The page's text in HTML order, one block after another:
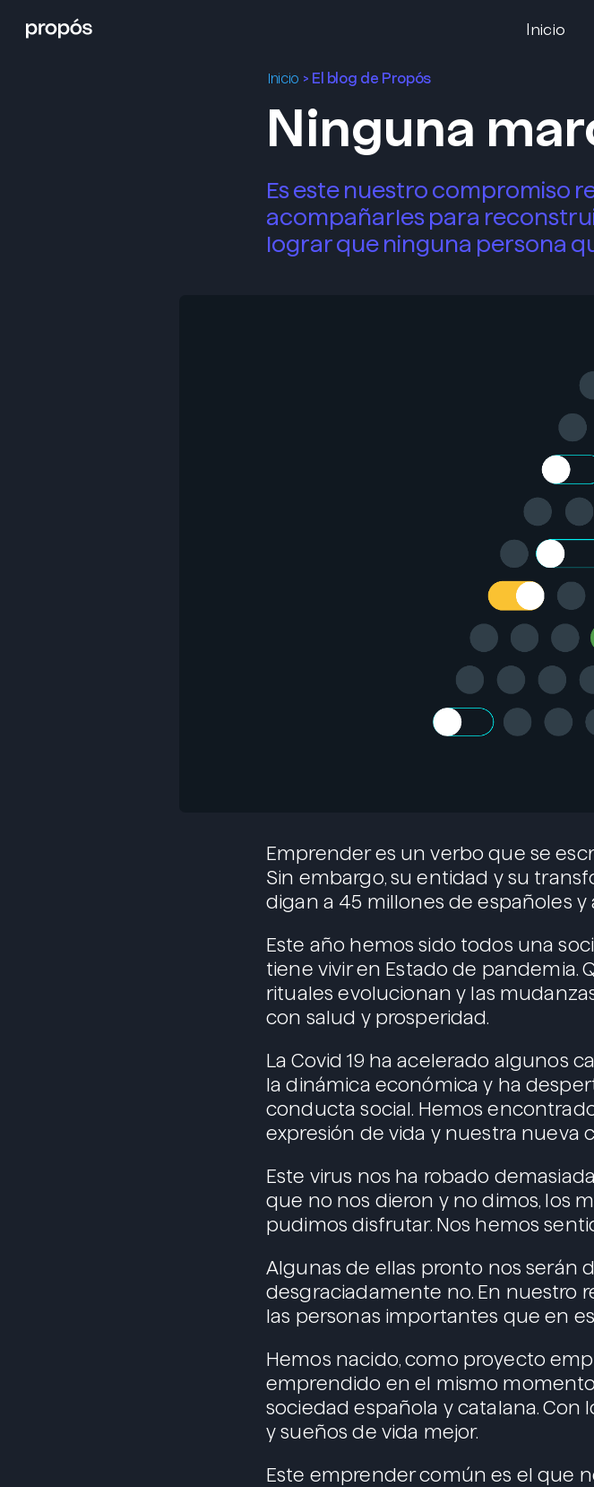
Inicio
Inicio > El blog de Propós
Ninguna
Es este nuestro compromiso
acompañarles para
lograr que ninguna persona
Emprender es un verbo que se
Sin embargo, su entidad y su
digan a 45 millones de españoles y
Este año hemos sido todos una
tiene vivir en Estado de pandemia.
rituales evolucionan y las
con salud y prosperidad.
La Covid 19 ha acelerado algunos
la dinámica económica y ha
conducta social. Hemos
expresión de vida y nuestra nueva
Este virus nos ha robado
que no nos dieron y no dimos, los
pudimos disfrutar. Nos hemos
Algunas de ellas pronto nos serán
desgraciadamente no. En nuestro
las personas importantes que en
Hemos nacido, como proyecto
emprendido en el mismo
sociedad española y catalana.
y sueños de vida mejor.
Este emprender común es el que